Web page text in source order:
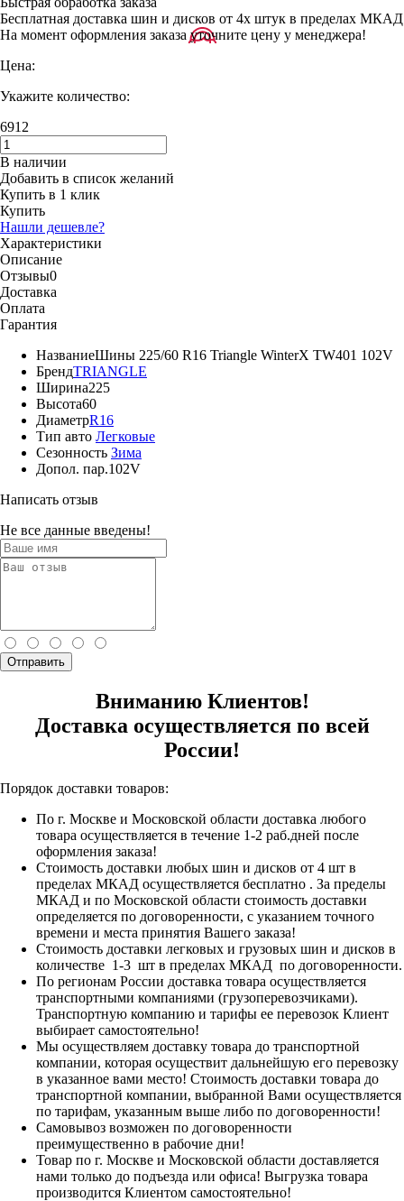
Бесплатная доставка шин и дисков от 4х штук в пределах МКАД
На момент оформления заказа уточните цену у менеджера!
Цена:
Укажите количество:
6912
В наличии
Добавить в список желаний
Купить в 1 клик
Купить
Нашли дешевле?
Характеристики
Описание
Отзывы0
Доставка
Оплата
Гарантия
НазваниеШины 225/60 R16 Triangle WinterX TW401 102V
БрендTRIANGLE
Ширина225
Высота60
ДиаметрR16
Тип авто Легковые
Сезонность Зима
Допол. пар.102V
Написать отзыв
Не все данные введены!
Отправить
Вниманию Клиентов!
Доставка осуществляется по всей
России!
Порядок доставки товаров:
По г. Москве и Московской области доставка любого
товара осуществляется в течение 1-2 раб.дней после
оформления заказа!
Стоимость доставки любых шин и дисков от 4 шт в
пределах МКАД осуществляется бесплатно . За пределы
МКАД и по Московской области стоимость доставки
определяется по договоренности, с указанием точного
времени и места принятия Вашего заказа!
Стоимость доставки легковых и грузовых шин и дисков в
количестве 1-3 шт в пределах МКАД по договоренности.
По регионам России доставка товара осуществляется
транспортными компаниями (грузоперевозчиками).
Транспортную компанию и тарифы ее перевозок Клиент
выбирает самостоятельно!
Мы осуществляем доставку товара до транспортной
компании, которая осуществит дальнейшую его перевозку
в указанное вами место! Стоимость доставки товара до
транспортной компании, выбранной Вами осуществляется
по тарифам, указанным выше либо по договоренности!
Самовывоз возможен по договоренности
преимущественно в рабочие дни!
Товар по г. Москве и Московской области доставляется
нами только до подъезда или офиса! Выгрузка товара
производится Клиентом самостоятельно!